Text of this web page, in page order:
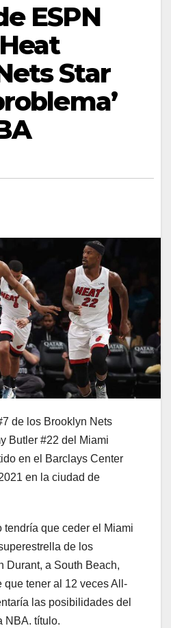
ESPN
Star
de los Brooklyn Nets
Butler #22 del Miami
en el Barclays Center
en la ciudad de
tendría que ceder el Miami
de los
Durant, a South Beach,
que tener al 12 veces All-
las posibilidades del
NBA. título.